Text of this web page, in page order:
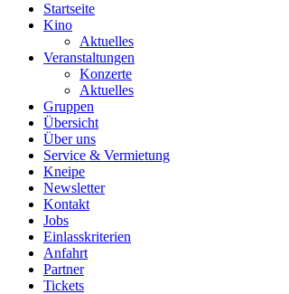
Startseite
Kino
Aktuelles
Veranstaltungen
Konzerte
Aktuelles
Gruppen
Übersicht
Über uns
Service & Vermietung
Kneipe
Newsletter
Kontakt
Jobs
Einlasskriterien
Anfahrt
Partner
Tickets